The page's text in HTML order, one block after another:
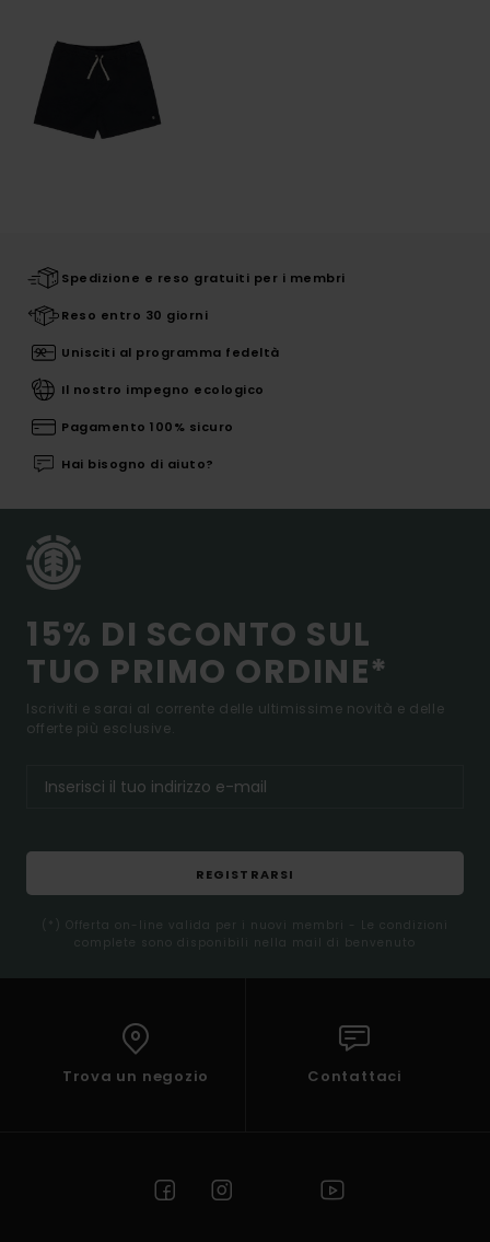
Spedizione e reso gratuiti per i membri
Reso entro 30 giorni
Unisciti al programma fedeltà
Il nostro impegno ecologico
Pagamento 100% sicuro
Hai bisogno di aiuto?
15% DI SCONTO SUL
TUO PRIMO ORDINE*
Iscriviti e sarai al corrente delle ultimissime novità e delle
offerte più esclusive.
REGISTRARSI
(*) Offerta on-line valida per i nuovi membri - Le condizioni
complete sono disponibili nella mail di benvenuto
Trova un negozio Contattaci